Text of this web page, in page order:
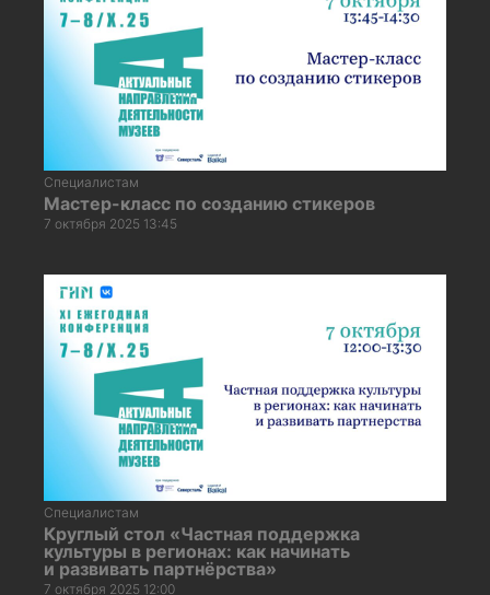
Специалистам
Мастер-класс по созданию стикеров
7 октября 2025 13:45
Специалистам
Круглый стол «Частная поддержка
культуры в регионах: как начинать
и развивать партнёрства»
7 октября 2025 12:00